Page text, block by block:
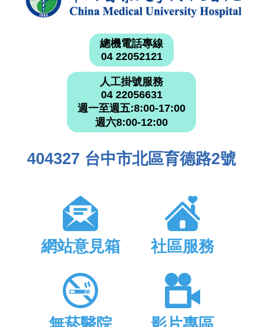
總機電話專線
04 22052121
人工掛號服務
04 22056631
週一至週五:8:00-17:00
週六8:00-12:00
404327 台中市北區育德路2號
網站意見箱 社區服務